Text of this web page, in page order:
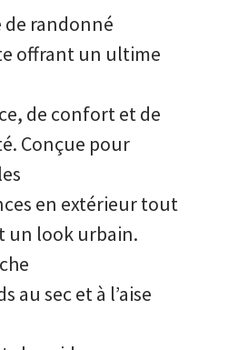
de randonné
offrant un ultime
de confort et de
Conçue pour
en extérieur tout
un look urbain.
au sec et à l’aise